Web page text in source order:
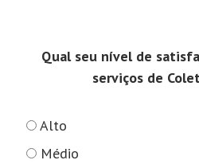
Qual seu nível de
serviços de
Alto
Médio